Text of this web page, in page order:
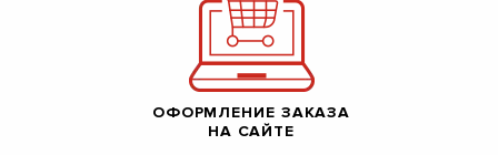
ОФОРМЛЕНИЕ ЗАКАЗА
НА САЙТЕ